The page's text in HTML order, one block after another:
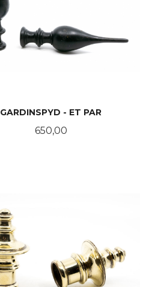
GARDINSPYD - ET PAR
Pris
650,00